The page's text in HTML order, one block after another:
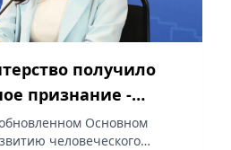
получило
признание -
Багдат
Основном
человеческого